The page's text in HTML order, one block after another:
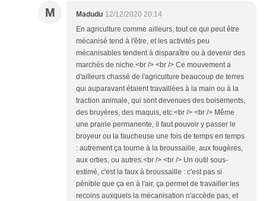
M Madudu 12/12/2020 20:14
En agriculture comme ailleurs, tout ce qui peut être
mécanisé tend à l'être, et les activités peu
mécanisables tendent à disparaître ou à devenir des
marchés de niche.<br /> <br /> Ce mouvement a
d'ailleurs chassé de l'agriculture beaucoup de terres
qui auparavant étaient travaillées à la main ou à la
traction animale, qui sont devenues des boisements,
des bruyères, des maquis, etc.<br /> <br /> Même
une prairie permanente, il faut pouvoir y passer le
broyeur ou la faucheuse une fois de temps en temps
: autrement ça tourne à la broussaille, aux fougères,
aux orties, ou autres.<br /> <br /> Un outil sous-
estimé, c'est la faux à broussaille : c'est pas si
pénible que ça en à l'air, ça permet de travailler les
recoins auxquels la mécanisation n'accède pas, et